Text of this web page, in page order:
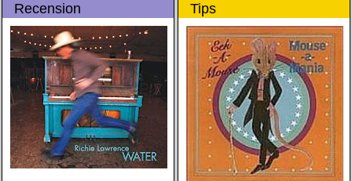
populære reggaestil kaldet
one-drop
Recension Tips